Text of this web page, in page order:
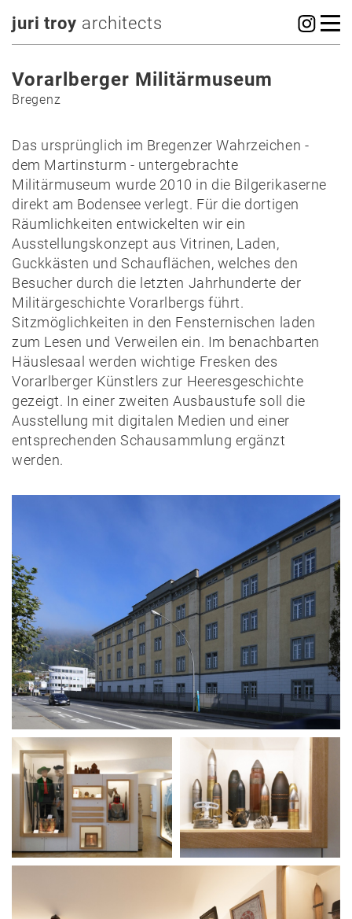
juri troy architects
Vorarlberger Militärmuseum
Bregenz
Das ursprünglich im Bregenzer Wahrzeichen -
dem Martinsturm - untergebrachte
Militärmuseum wurde 2010 in die Bilgerikaserne
direkt am Bodensee verlegt. Für die dortigen
Räumlichkeiten entwickelten wir ein
Ausstellungskonzept aus Vitrinen, Laden,
Guckkästen und Schauflächen, welches den
Besucher durch die letzten Jahrhunderte der
Militärgeschichte Vorarlbergs führt.
Sitzmöglichkeiten in den Fensternischen laden
zum Lesen und Verweilen ein. Im benachbarten
Häuslesaal werden wichtige Fresken des
Vorarlberger Künstlers zur Heeresgeschichte
gezeigt. In einer zweiten Ausbaustufe soll die
Ausstellung mit digitalen Medien und einer
entsprechenden Schausammlung ergänzt
werden.